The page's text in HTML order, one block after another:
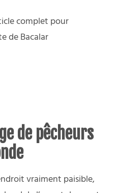
complet pour
de Bacalar
de pêcheurs
vraiment paisible,